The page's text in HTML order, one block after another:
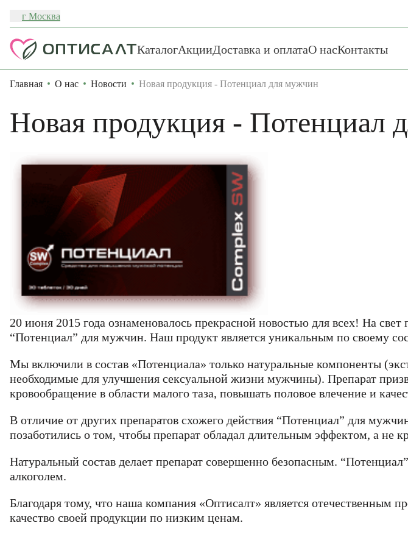
г Москва
КаталогАкцииДоставка и оплатаО насКонтакты
Главная О нас Новости Новая продукция - Потенциал для мужчин
Новая продукция - Потенциал
20 июня 2015 года ознаменовалось прекрасной новостью для всех! На
“Потенциал” для мужчин. Наш продукт является уникальным по своему
Мы включили в состав «Потенциала» только натуральные компоненты
необходимые для улучшения сексуальной жизни мужчины). Препарат
кровообращение в области малого таза, повышать половое влечение и
В отличие от других препаратов схожего действия “Потенциал” для
позаботились о том, чтобы препарат обладал длительным эффектом, а не
Натуральный состав делает препарат совершенно безопасным.
алкоголем.
Благодаря тому, что наша компания «Оптисалт» является отечественным
качество своей продукции по низким ценам.
Введите корректное значение
Код подтверждения
Email
Пароль
Ваш город
Фамилия
Фамилия